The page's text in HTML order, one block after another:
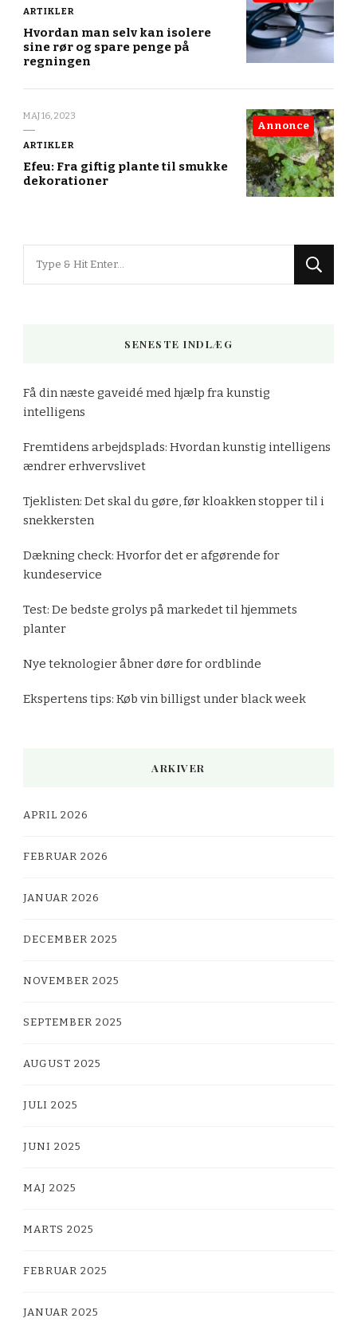
ARTIKLER
Hvordan man selv kan isolere
sine rør og spare penge på
regningen
MAJ 16, 2023
ARTIKLER
Efeu: Fra giftig plante til smukke
dekorationer
Annonce
SENESTE INDLÆG
Få din næste gaveidé med hjælp fra kunstig
intelligens
Fremtidens arbejdsplads: Hvordan kunstig intelligens
ændrer erhvervslivet
Tjeklisten: Det skal du gøre, før kloakken stopper til i
snekkersten
Dækning check: Hvorfor det er afgørende for
kundeservice
Test: De bedste grolys på markedet til hjemmets
planter
Nye teknologier åbner døre for ordblinde
Ekspertens tips: Køb vin billigst under black week
ARKIVER
APRIL 2026
FEBRUAR 2026
JANUAR 2026
DECEMBER 2025
NOVEMBER 2025
SEPTEMBER 2025
AUGUST 2025
JULI 2025
JUNI 2025
MAJ 2025
MARTS 2025
FEBRUAR 2025
JANUAR 2025